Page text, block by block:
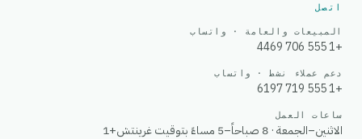
اتصل
المبيعات والعامة · واتساب
+1 555 706 4469
دعم عملاء نشط · واتساب
+1 555 719 6197
ساعات العمل
الاثنين–الجمعة · 8 صباحاً–5 مساءً بتوقيت غرينتش+1